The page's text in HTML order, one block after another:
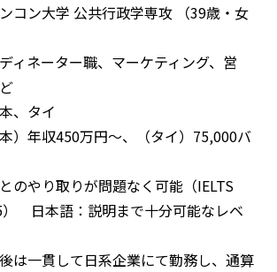
コン大学 公共行政学専攻 （39歳・女
ィネーター職、マーケティング、営
、タイ
）年収450万円～、（タイ）75,000バ
のやり取りが問題なく可能（IELTS
） 日本語：説明まで十分可能なレベ
は一貫して日系企業にて勤務し、通算